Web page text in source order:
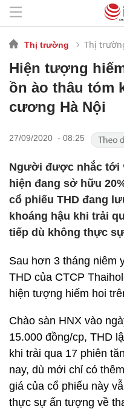
Thị trường Thị
Hiện tượng
ồn ào thâu tóm
cương Hà Nội
27/09/2020 - 08:25
Người được nhắc tới
hiện đang sở hữu
cổ phiếu THD đang
khoáng hậu khi trải
tiếp dù không thực
Sau hơn 3 tháng niêm
THD của CTCP
hiện tượng hiếm hoi
Chào sàn HNX vào
15.000 đồng/cp, THD
khi trải qua 17 phiên
nay, dù mới chỉ có
giá của cổ phiếu này
thực sự ấn tượng về